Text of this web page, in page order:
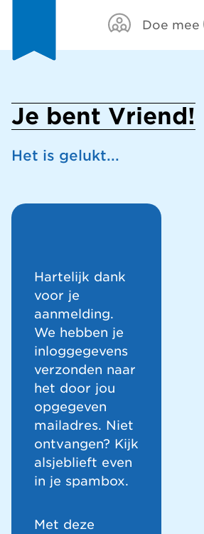
Doe mee
Je bent Vriend!
Het is gelukt...
Hartelijk dank
voor je
aanmelding.
We hebben je
inloggegevens
verzonden naar
het door jou
opgegeven
mailadres. Niet
ontvangen? Kijk
alsjeblieft even
in je spambox.
Met deze